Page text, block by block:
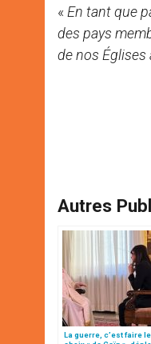
« En tant que
des pays
de nos Églises
Autres
La guerre, c’est faire le